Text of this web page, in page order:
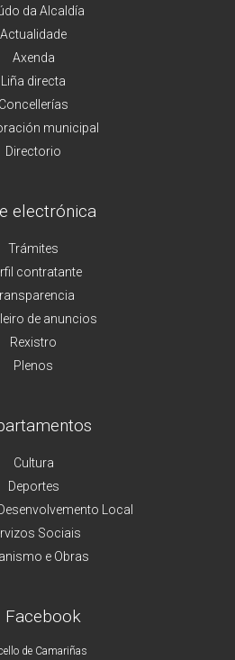
da Alcaldía
Actualidade
Axenda
Liña directa
Concellerías
municipal
Directorio
electrónica
Trámites
contratante
de anuncios
Rexistro
Plenos
Cultura
Deportes
Local
Sociais
e Obras
de Camariñas